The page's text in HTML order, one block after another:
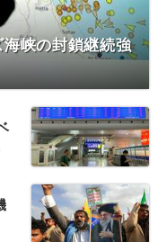
峡の封鎖継続強